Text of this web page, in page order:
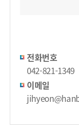
전화번호
042-821-1349
이메일